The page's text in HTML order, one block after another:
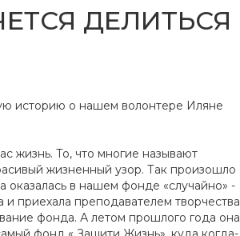
ДЕЛИТЬСЯ
историю о нашем волонтере Иляне
жизнь. То, что многие называют
жизненный узор. Так произошло
оказалась в нашем фонде «случайно» -
и приехала преподавателем творчества
фонда. А летом прошлого года она